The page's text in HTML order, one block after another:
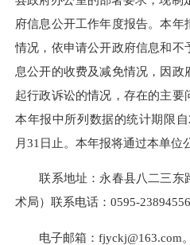
府信息公开工作年度报告。本年
情况，依申请公开政府信息和不
息公开的收费及减免情况，因政
起行政诉讼的情况，存在的主要
本年报中所列数据的统计期限
月31日止。本年报将通过本单位
联系地址：永春县八二三东
术局）联系电话：0595-23894556
电子邮箱：fjyckj@163.com。